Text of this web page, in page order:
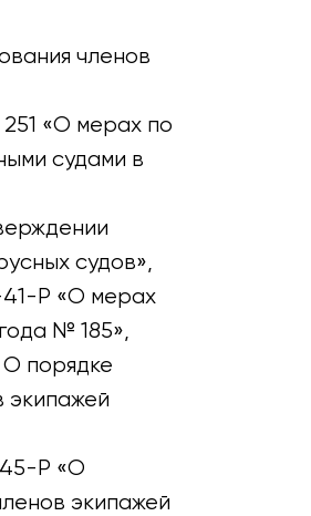
членов
«О мерах по
судами в
судов»,
41-Р «О мерах
№ 185»,
порядке
экипажей
Р «О
экипажей